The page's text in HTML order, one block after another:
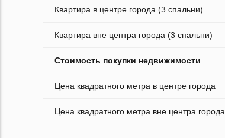
Квартира в центре города (3 спальни)
Квартира вне центра города (3 спальни)
Стоимость покупки недвижимости
Цена квадратного метра в центре города
Цена квадратного метра вне центра города